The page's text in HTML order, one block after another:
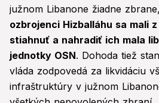
južnom Libanone žiadne
ozbrojenci Hizballáhu sa mali
stiahnuť a nahradiť ich mala
jednotky OSN. Dohoda tiež
vláda zodpovedá za likvidáciu
infraštruktúry v južnom